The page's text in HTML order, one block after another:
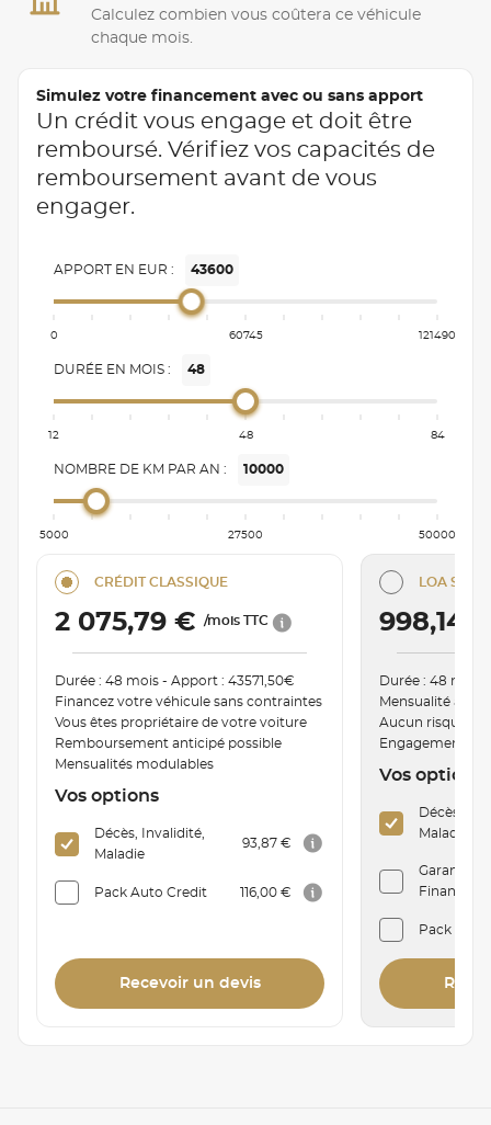
Calculez combien vous coûtera ce véhicule
chaque mois.
Simulez votre financement avec ou sans apport
Un crédit vous engage et doit être
remboursé. Vérifiez vos capacités de
remboursement avant de vous
engager.
APPORT EN EUR : 43600
0 60745 121490
DURÉE EN MOIS : 48
12 48 84
NOMBRE DE KM PAR AN : 10000
5000 27500 50000
CRÉDIT CLASSIQUE
2 075,79 €/mois TTC
Durée : 48 mois - Apport : 43571,50€
Financez votre véhicule sans contraintes
Vous êtes propriétaire de votre voiture
Remboursement anticipé possible
Mensualités modulables
Vos options
Décès, Invalidité,
Maladie
93,87 €
Pack Auto Credit 116,00 €
Recevoir un devis
LOA
998,14
Durée : 48 mois
Mensualité
Aucun risque de
Engagement de
Vos options
Décès,
Maladie
Garantie
Financière
Pack Auto